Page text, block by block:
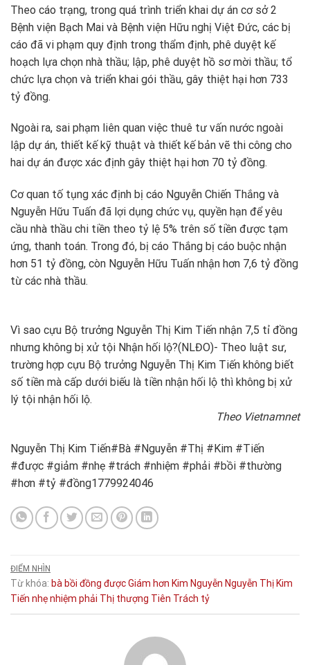
Theo cáo trạng, trong quá trình triển khai dự án cơ sở 2
Bệnh viện Bạch Mai và Bệnh viện Hữu nghị Việt Đức, các bị
cáo đã vi phạm quy định trong thẩm định, phê duyệt kế
hoạch lựa chọn nhà thầu; lập, phê duyệt hồ sơ mời thầu; tổ
chức lựa chọn và triển khai gói thầu, gây thiệt hại hơn 733
tỷ đồng.
Ngoài ra, sai phạm liên quan việc thuê tư vấn nước ngoài
lập dự án, thiết kế kỹ thuật và thiết kế bản vẽ thi công cho
hai dự án được xác định gây thiệt hại hơn 70 tỷ đồng.
Cơ quan tố tụng xác định bị cáo Nguyễn Chiến Thắng và
Nguyễn Hữu Tuấn đã lợi dụng chức vụ, quyền hạn để yêu
cầu nhà thầu chi tiền theo tỷ lệ 5% trên số tiền được tạm
ứng, thanh toán. Trong đó, bị cáo Thắng bị cáo buộc nhận
hơn 51 tỷ đồng, còn Nguyễn Hữu Tuấn nhận hơn 7,6 tỷ đồng
từ các nhà thầu.
Vì sao cựu Bộ trưởng Nguyễn Thị Kim Tiến nhận 7,5 tỉ đồng
nhưng không bị xử tội Nhận hối lộ?(NLĐO)- Theo luật sư,
trường hợp cựu Bộ trưởng Nguyễn Thị Kim Tiến không biết
số tiền mà cấp dưới biếu là tiền nhận hối lộ thì không bị xử
lý tội nhận hối lộ.
Theo Vietnamnet
Nguyễn Thị Kim Tiến#Bà #Nguyễn #Thị #Kim #Tiến
#được #giảm #nhẹ #trách #nhiệm #phải #bồi #thường
#hơn #tỷ #đồng1779924046
ĐIỂM NHÌN
Từ khóa: bà bồi đồng đượcGiám hơn Kim Nguyễn Nguyễn Thị Kim
Tiến nhẹnhiệm phải Thị thượng Tiên Trách tỷ